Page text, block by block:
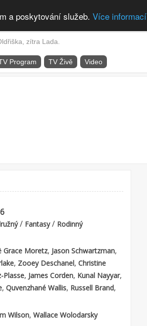
a poskytování služeb. Více informací
zítra Lada.
Program TV Živě Video
/ Fantasy/ Rodinný
Grace Moretz, Jason Schwartzman,
, Zooey Deschanel, Christine
Plasse, James Corden, Kunal Nayyar,
, Quvenzhané Wallis, Russell Brand,
Wilson, Wallace Wolodarsky